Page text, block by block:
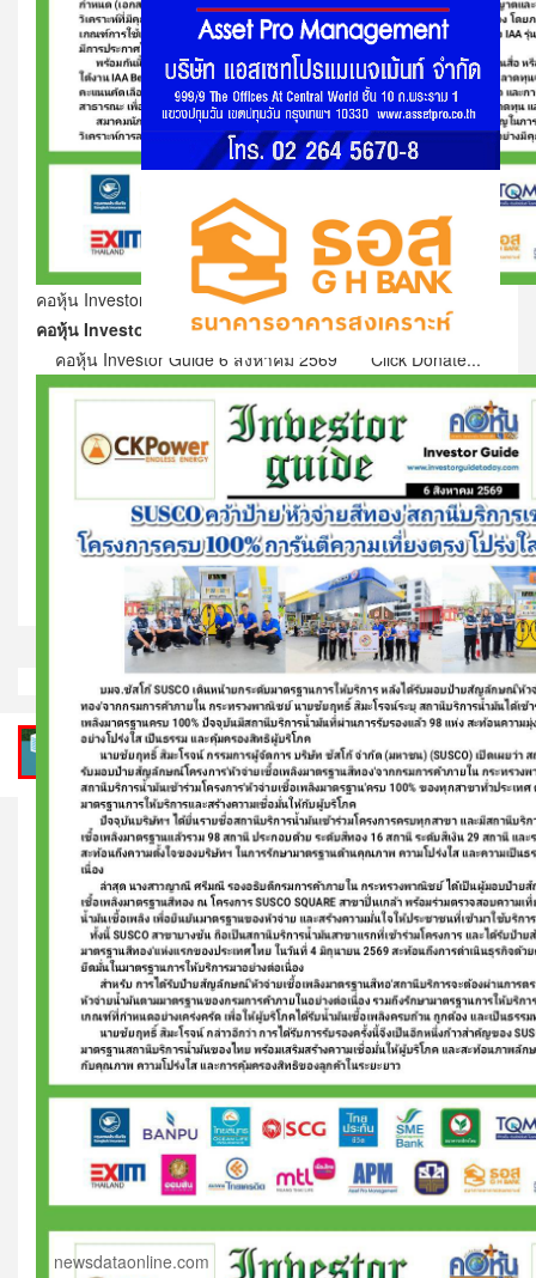
คอหุ้น Investor Guide 6 สิงหาคม 2569 - 4
คอหุ้น Investor Guide 6 สิงหาคม 2569 - 4
คอหุ้น Investor Guide 6 สิงหาคม 2569 Click Donate...
newsdataonline.com